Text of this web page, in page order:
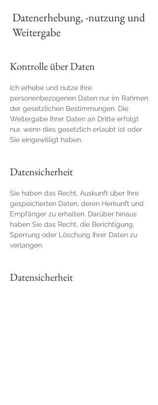
Datenerhebung, -nutzung und
Weitergabe
Kontrolle über Daten
Ich erhebe und nutze Ihre
personenbezogenen Daten nur im Rahmen
der gesetzlichen Bestimmungen. Die
Weitergabe Ihrer Daten an Dritte erfolgt
nur, wenn dies gesetzlich erlaubt ist oder
Sie eingewilligt haben.
Datensicherheit
Sie haben das Recht, Auskunft über Ihre
gespeicherten Daten, deren Herkunft und
Empfänger zu erhalten. Darüber hinaus
haben Sie das Recht, die Berichtigung,
Sperrung oder Löschung Ihrer Daten zu
verlangen.
Datensicherheit